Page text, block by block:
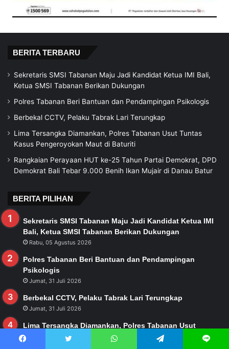
BERITA TERBARU
Sekretaris SMSI Tabanan Maju Jadi Kandidat Ketua IMI Bali,
Ketua SMSI Tabanan Berikan Dukungan
Polres Tabanan Beri Bantuan dan Pendampingan Psikologis
Berbekal CCTV, Pelaku Tabrak Lari Terungkap
Lima Tersangka Diamankan, Polres Tabanan Usut Tuntas
Kasus Pengeroyokan Maut di Baturiti
Rangkaian Perayaan HUT ke-25 Tahun Partai Demokrat, DPD
Demokrat Bali Tebar 9.000 Benih Ikan Mujair di Danau Batur
BERITA PILIHAN
Sekretaris SMSI Tabanan Maju Jadi Kandidat Ketua IMI
Bali, Ketua SMSI Tabanan Berikan Dukungan
Rabu, 05 Agustus 2026
Polres Tabanan Beri Bantuan dan Pendampingan
Psikologis
Jumat, 31 Juli 2026
Berbekal CCTV, Pelaku Tabrak Lari Terungkap
Jumat, 31 Juli 2026
Lima Tersangka Diamankan, Polres Tabanan Usut
Tuntas Kasus Pengeroyokan Maut di Baturiti